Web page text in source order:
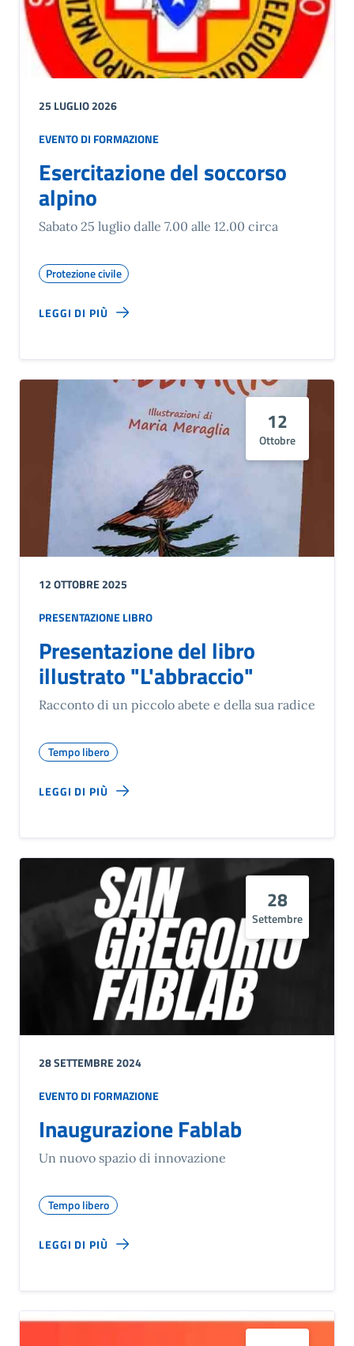
25 LUGLIO 2026
EVENTO DI FORMAZIONE
Esercitazione del soccorso
alpino
Sabato 25 luglio dalle 7.00 alle 12.00 circa
Protezione civile
LEGGI DI PIÙ
12
Ottobre
12 OTTOBRE 2025
PRESENTAZIONE LIBRO
Presentazione del libro
illustrato "L'abbraccio"
Racconto di un piccolo abete e della sua radice
Tempo libero
LEGGI DI PIÙ
28
Settembre
28 SETTEMBRE 2024
EVENTO DI FORMAZIONE
Inaugurazione Fablab
Un nuovo spazio di innovazione
Tempo libero
LEGGI DI PIÙ